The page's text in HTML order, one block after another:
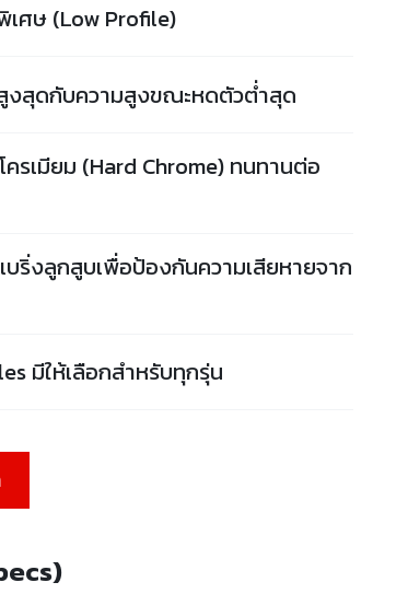
เศษ (Low Profile)
งสุดกับความสูงขณะหดตัวต่ำสุด
รเมียม (Hard Chrome) ทนทานต่อ
ริ่งลูกสูบเพื่อป้องกันความเสียหายจาก
มีให้เลือกสำหรับทุกรุ่น